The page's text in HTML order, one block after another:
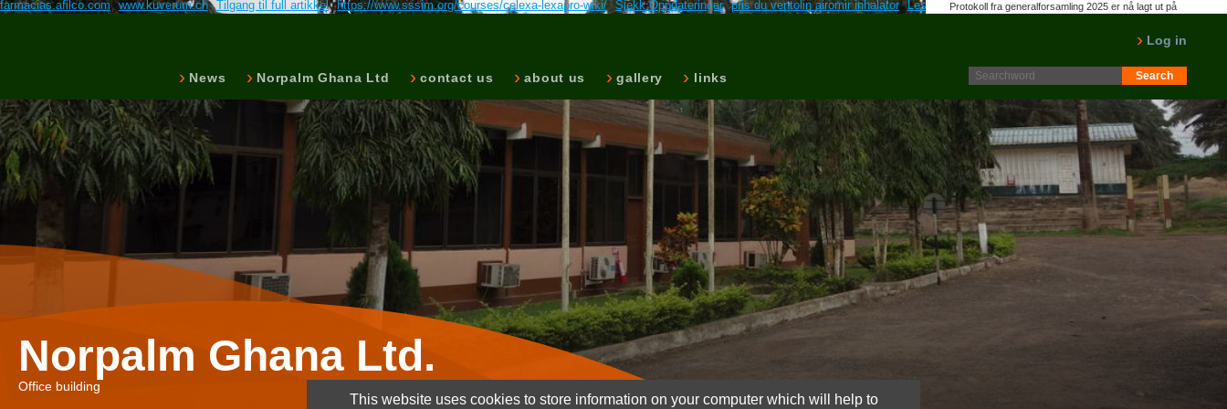
farmacias.afilco.com www.kuverum.ch Tilgang til full artikkel https://www.sssim.org/courses/celexa-lexapro-wiki/ Sjekk Oppdateringer pris du ventolin airomir inhalator Les Mer Artikler Online cmnmaps.ca Diflucan til salg
News Norpalm Ghana Ltd contact us about us gallery links
Log in
Protokoll fra generalforsamling 2025 er nå lagt ut på
Norpalm Ghana Ltd.
Office building
This website uses cookies to store information on your computer which will help to